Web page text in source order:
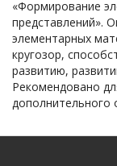
«Формирование
представлений».
элементарных
кругозор,
развитию,
Рекомендовано
дополнительного